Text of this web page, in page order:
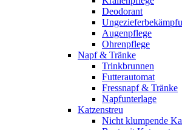
Deodorant
Augenpflege
Ohrenpflege
Napf & Tränke
Trinkbrunnen
Futterautomat
Fressnapf & Tränke
Napfunterlage
Katzenstreu
Nicht klumpende